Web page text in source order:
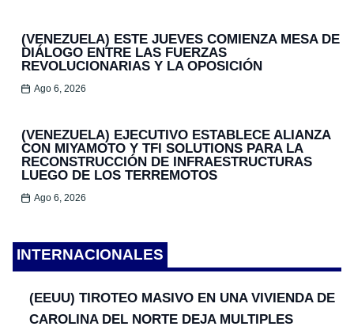
(VENEZUELA) ESTE JUEVES COMIENZA MESA DE
DIÁLOGO ENTRE LAS FUERZAS
REVOLUCIONARIAS Y LA OPOSICIÓN
Ago 6, 2026
(VENEZUELA) EJECUTIVO ESTABLECE ALIANZA
CON MIYAMOTO Y TFI SOLUTIONS PARA LA
RECONSTRUCCIÓN DE INFRAESTRUCTURAS
LUEGO DE LOS TERREMOTOS
Ago 6, 2026
INTERNACIONALES
(EEUU) TIROTEO MASIVO EN UNA VIVIENDA DE
CAROLINA DEL NORTE DEJA MULTIPLES